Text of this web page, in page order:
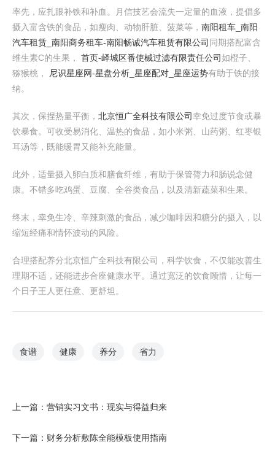
率先，应扎眼补铁和补血。月信技艺会流失一定量的血液，提倡多
摄入富含铁的食品，如瘦肉、动物肝脏、菠菜等， 南阳租车_南阳
汽车租赁_南阳商务租车-南阳畅诚汽车租赁有限公司 同期搭配富含
维生素C的生果， 首页-峄城区番使械过滤有限责任公司如橙子、
猕猴桃，
尼识星座网-星盘分析_星座配对_星座运势有助于铁的接
纳。
其次，保捏热量平衡， 北京恒广全科技有限公司幸免过度节食或暴
饮暴食。可收受易消化、温热的食品，如小米粥、山药粥、红枣银
耳汤等，既能暖胃又能补充能量。
此外，适量摄入卵白质和膳食纤维，有助于保管膂力和肠说念健
康。不错多吃鸡蛋、豆腐、全谷类食品，以及清新蔬菜和生果。
终末，幸免生冷、辛辣刺激的食品，减少咖啡因和糖分的摄入，以
缩短经痛和情怀波动的风险。
合理搭配养分北京恒广全科技有限公司，科学饮食，不仅能改善生
理期不适，还能进步合座健康水平。通过宽泛的饮食顾惜，让每一
个日子王人更任意、更舒坦。
食谱 健康 养分 省力
上一篇： 营销实习文书：现实与得益归来
下一篇： 财务分析敷陈全能模板使用指南